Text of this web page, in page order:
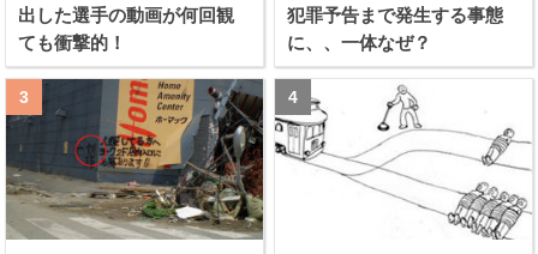
出した選手の動画が何回観
ても衝撃的！
犯罪予告まで発生する事態
に、、一体なぜ？